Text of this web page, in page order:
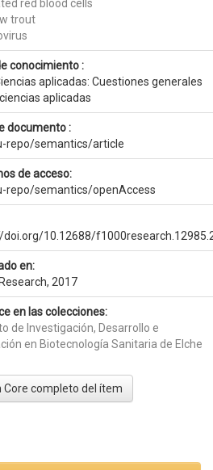
red blood cells
trout
conocimiento :
aplicadas: Cuestiones generales
aplicadas
documento :
repo/semantics/article
de acceso:
repo/semantics/openAccess
doi.org/10.12688/
en:
2017
en las colecciones:
de Investigación, Desarrollo e
en Biotecnología Sanitaria de Elche
Core completo del ítem